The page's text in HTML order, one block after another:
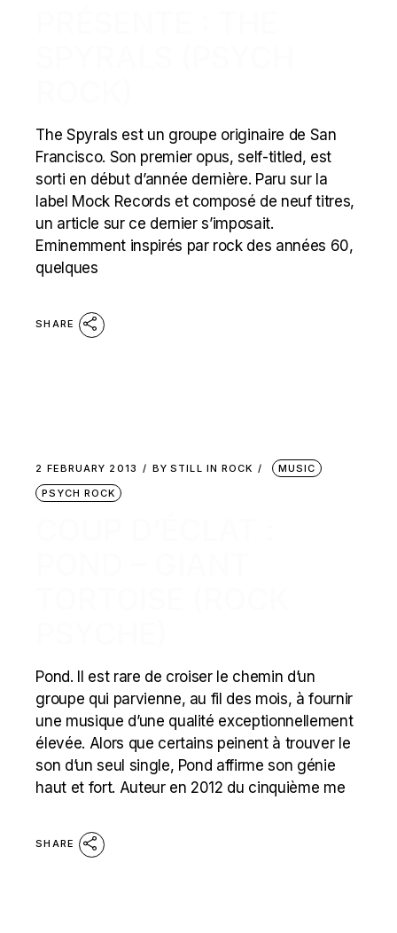
The Spyrals est un groupe originaire de San
Francisco. Son premier opus, self-titled, est
sorti en début d’année dernière. Paru sur la
label Mock Records et composé de neuf titres,
un article sur ce dernier s’imposait.
Eminemment inspirés par rock des années 60,
quelques
SHARE
2 FEBRUARY 2013 BY STILL IN ROCK
MUSIC
PSYCH ROCK
Pond. Il est rare de croiser le chemin d’un
groupe qui parvienne, au fil des mois, à fournir
une musique d’une qualité exceptionnellement
élevée. Alors que certains peinent à trouver le
son d’un seul single, Pond affirme son génie
haut et fort. Auteur en 2012 du cinquième me
SHARE